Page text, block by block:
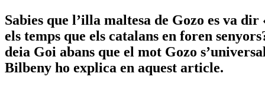
Sabies que l’illa maltesa de Gozo es va
els temps que els catalans en foren
deia Goi abans que el mot Gozo
Bilbeny ho explica en aquest article.